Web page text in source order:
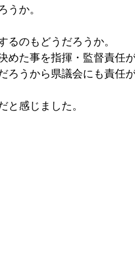
うか。
るのもどうだろうか。
めた事を指揮・監督責任
ろうから県議会にも責任
と感じました。